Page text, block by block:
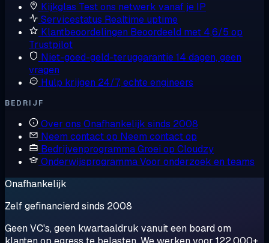
Kijkglas Test ons netwerk vanaf je IP
Servicestatus Realtime uptime
Klantbeoordelingen Beoordeeld met 4,6/5 op
Trustpilot
Niet-goed-geld-teruggarantie14 dagen, geen
vragen
Hulp krijgen 24/7, echte engineers
BEDRIJF
Over ons Onafhankelijk sinds 2008
Neem contact op Neem contact op
BedrijvenprogrammaGroei op Cloudzy
OnderwijsprogrammaVoor onderzoek en teams
Onafhankelijk
Zelf gefinancierd sinds 2008
Geen VC's, geen kwartaaldruk vanuit een board om